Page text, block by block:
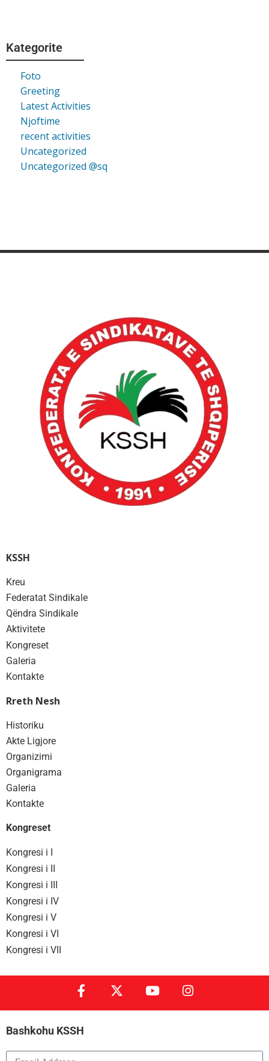
Kategorite
Foto
Greeting
Latest Activities
Njoftime
recent activities
Uncategorized
Uncategorized @sq
KSSH
Kreu
Federatat Sindikale
Qëndra Sindikale
Aktivitete
Kongreset
Galeria
Kontakte
Rreth Nesh
Historiku
Akte Ligjore
Organizimi
Organigrama
Galeria
Kontakte
Kongreset
Kongresi i I
Kongresi i II
Kongresi i III
Kongresi i IV
Kongresi i V
Kongresi i VI
Kongresi i VII
Bashkohu KSSH